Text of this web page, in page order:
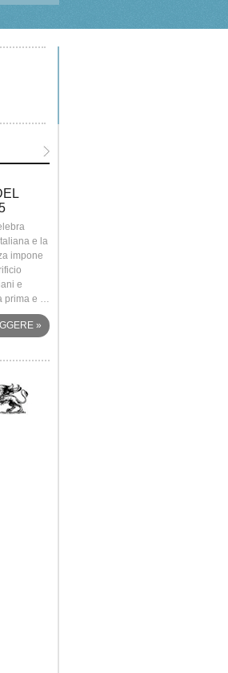
e la
impone
e
prima e …
»